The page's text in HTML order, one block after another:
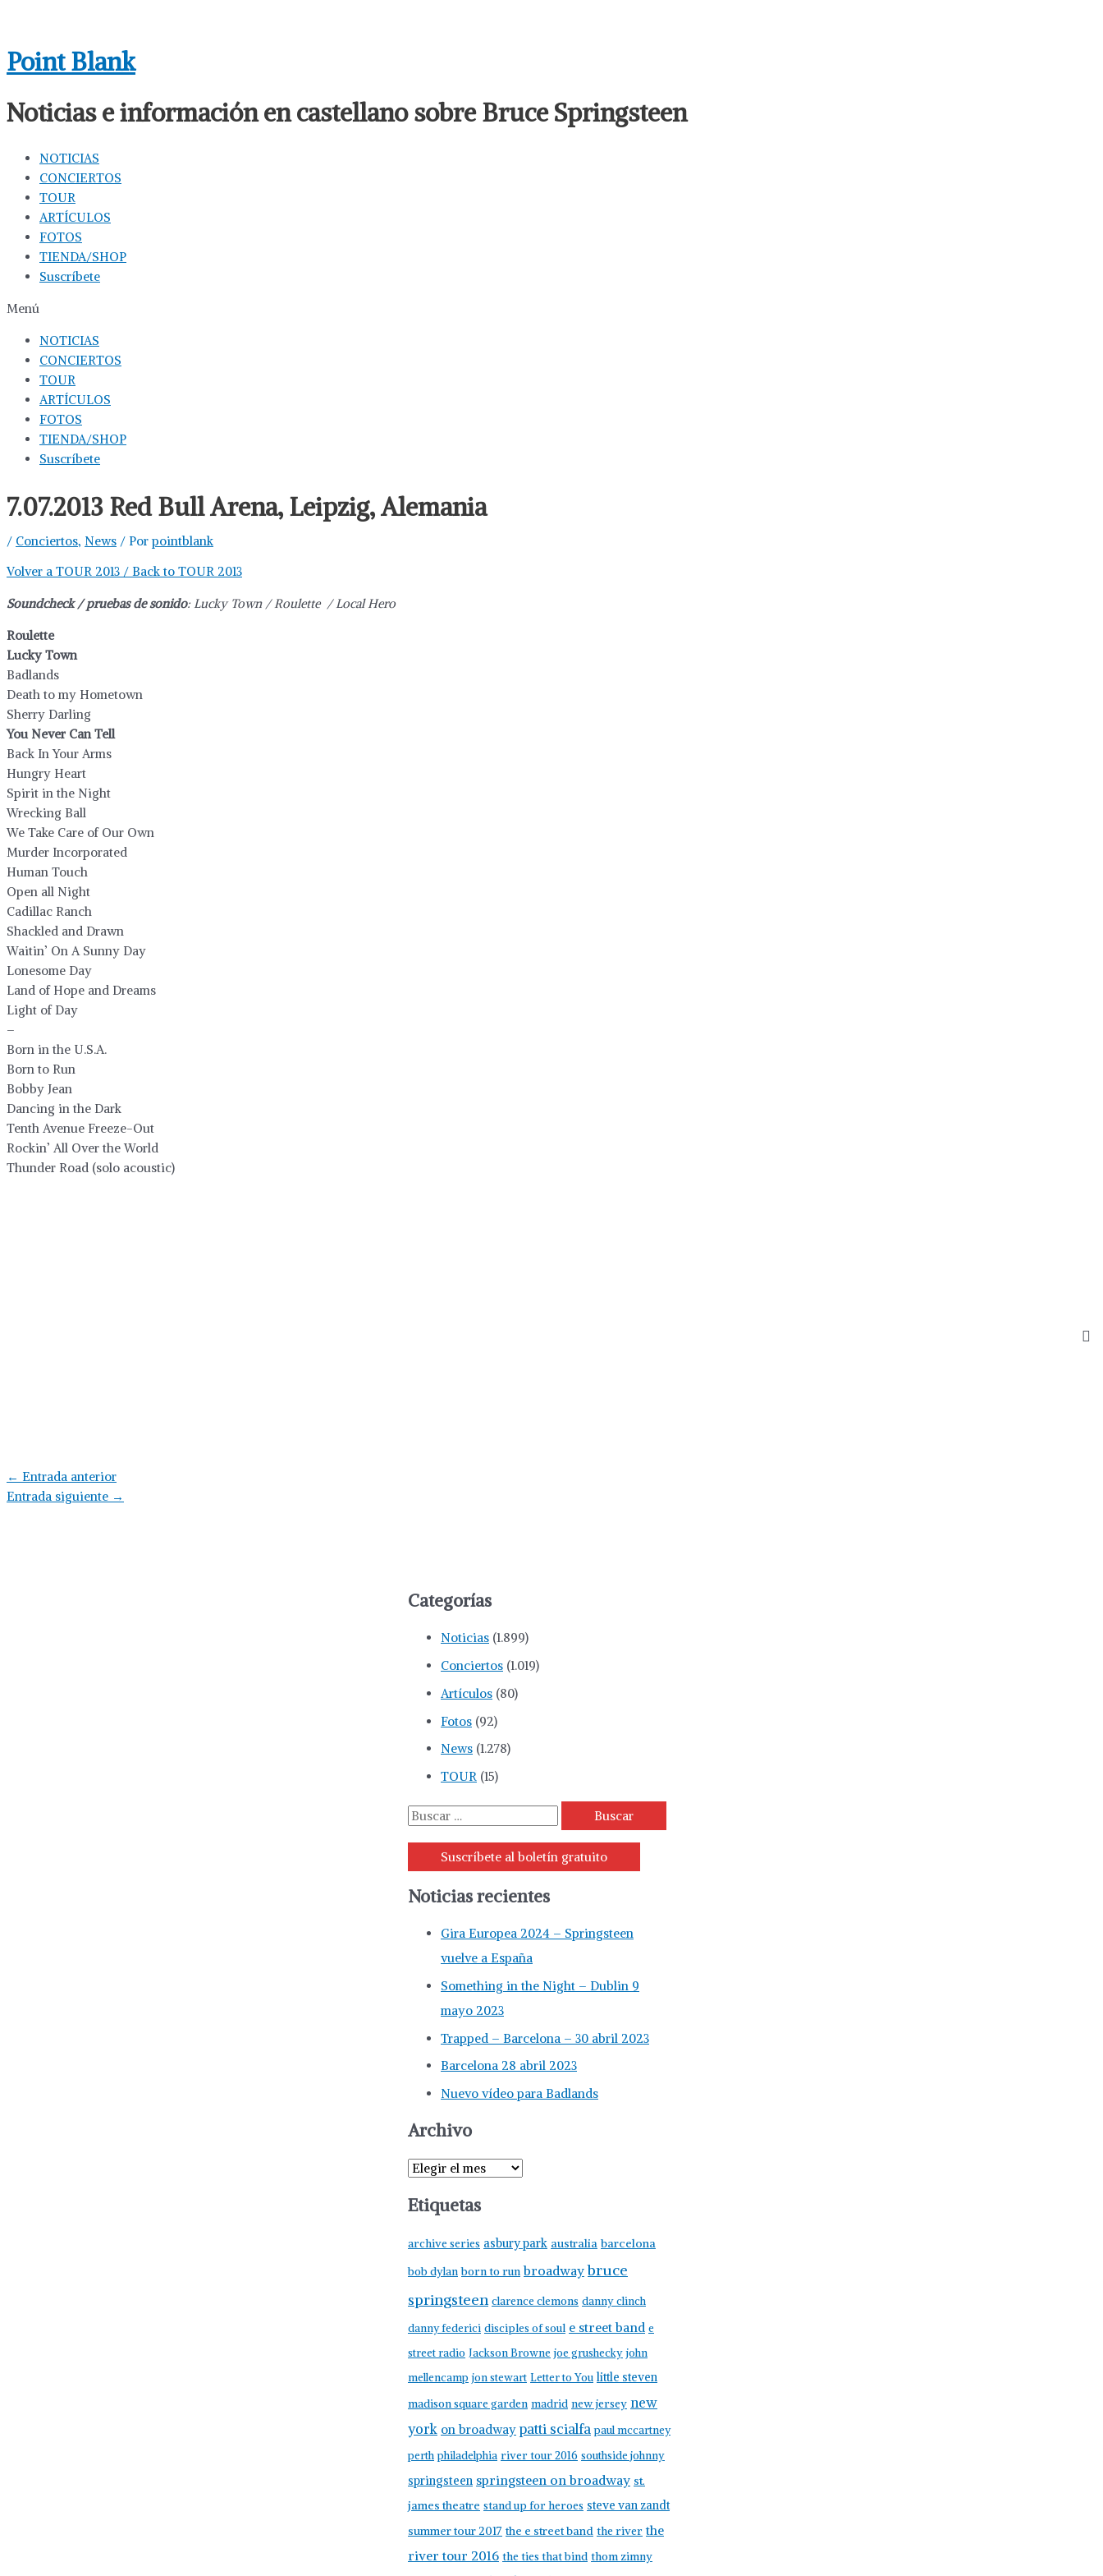
contenido
Point Blank
Noticias e información en castellano sobre Bruce Springsteen
NOTICIAS
CONCIERTOS
TOUR
ARTÍCULOS
FOTOS
TIENDA/SHOP
Suscríbete
Menú
NOTICIAS
CONCIERTOS
TOUR
ARTÍCULOS
FOTOS
TIENDA/SHOP
Suscríbete
7.07.2013 Red Bull Arena, Leipzig, Alemania
/ Conciertos, News / Por pointblank
Volver a TOUR 2013 / Back to TOUR 2013
Soundcheck / pruebas de sonido: Lucky Town / Roulette / Local Hero
Roulette
Lucky Town
Badlands
Death to my Hometown
Sherry Darling
You Never Can Tell
Back In Your Arms
Hungry Heart
Spirit in the Night
Wrecking Ball
We Take Care of Our Own
Murder Incorporated
Human Touch
Open all Night
Cadillac Ranch
Shackled and Drawn
Waitin’ On A Sunny Day
Lonesome Day
Land of Hope and Dreams
Light of Day
–
Born in the U.S.A.
Born to Run
Bobby Jean
Dancing in the Dark
Tenth Avenue Freeze-Out
Rockin’ All Over the World
Thunder Road (solo acoustic)
Navegación
de
← Entrada anterior
Entrada siguiente →
Categorías
Noticias (1.899)
Conciertos (1.019)
Artículos (80)
Fotos (92)
News (1.278)
TOUR (15)
B
c
Suscríbete al boletín gratuito
Noticias recientes
Gira Europea 2024 – Springsteen
vuelve a España
Something in the Night – Dublin 9
mayo 2023
Trapped – Barcelona – 30 abril 2023
Barcelona 28 abril 2023
Nuevo vídeo para Badlands
Archivo
A
c
h
i
Etiquetas
archive series asbury park australia barcelona
bob dylan born to run broadway bruce
springsteen clarence clemons danny clinch
danny federici disciples of soul e street band e
street radio Jackson Browne joe grushecky john
mellencamp jon stewart Letter to You little steven
madison square garden madrid new jersey new
york on broadway patti scialfa paul mccartney
perth philadelphia river tour 2016 southside johnny
springsteen springsteen on broadway st.
james theatre stand up for heroes steve van zandt
summer tour 2017 the e street band the river the
river tour 2016 the ties that bind thom zimny